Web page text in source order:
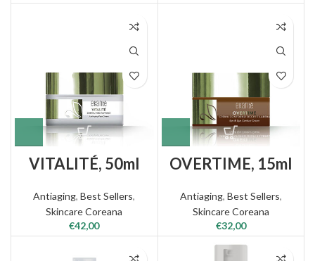
VITALITÉ, 50ml
Antiaging,Best Sellers,
Skincare Coreana
€42,00
OVERTIME, 15ml
Antiaging, Best Sellers,
Skincare Coreana
€32,00